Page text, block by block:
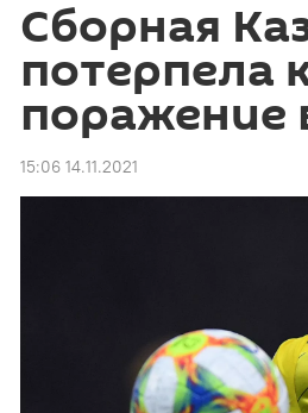
Сборная
потерпела
поражение
15:06 14.11.2021